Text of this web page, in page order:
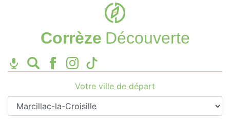
Corrèze Découverte
Votre ville de départ